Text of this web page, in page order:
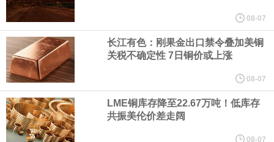
纽约期银日内涨4%，现报64.08美元/盎司。
宇树科技董事长、总经理兼首席技术官王兴兴在网上路演时表示，
经过多年研发创新和技术积累，公司逐步形成了包括一体化关节集
成技术、高紧凑度机器人身体集成技术、机器人激光雷达全自研核
心技术等多项已商业化应用的核心技术并已应用于公司的高性能通
08-07
长江有色：刚果金出口禁令叠加美铜
关税不确定性 7日铜价或上涨
08-07
LME铜库存降至22.67万吨！低库存
共振美伦价差走阔
08-07